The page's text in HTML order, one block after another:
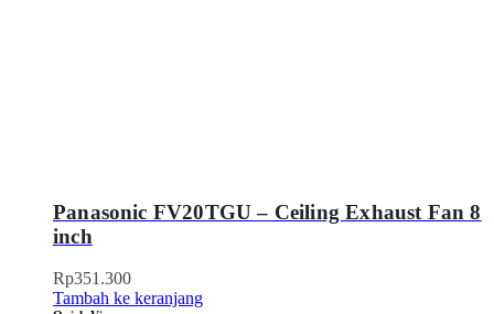
Panasonic FV20TGU – Ceiling Exhaust Fan 8
inch
Rp351.300
Tambah ke keranjang